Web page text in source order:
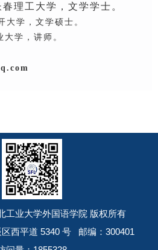
理工 大学，文学学士。
学，文学硕士。
学， 讲师。
工业大学外国语学院 版权所有
西平道 5340 号 邮编：300401